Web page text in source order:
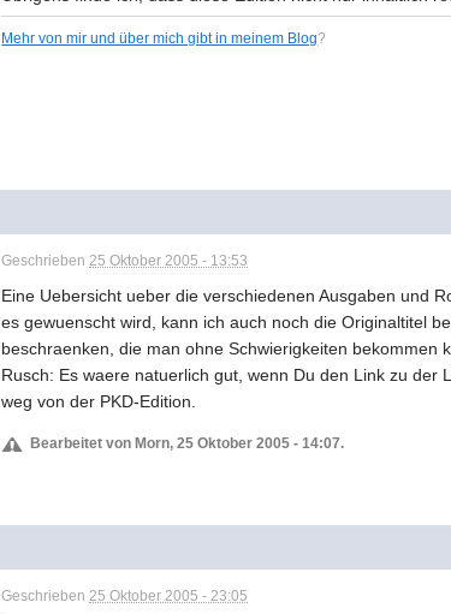
Mehr von mir und über mich gibt in meinem Blog?
Geschrieben25 Oktober 2005 - 13:53
Eine Uebersicht ueber die verschiedenen Ausgaben und
es gewuenscht wird, kann ich auch noch die Originaltitel
beschraenken, die man ohne Schwierigkeiten
Rusch: Es waere natuerlich gut, wenn Du den Link zu
weg von der PKD-Edition.
Bearbeitet von Morn, 25 Oktober 2005 - 14:07.
Geschrieben25 Oktober 2005 - 23:05